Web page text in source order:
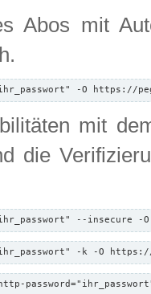
Abos mit
-O https://
mit
die
--insecure -
-k -O